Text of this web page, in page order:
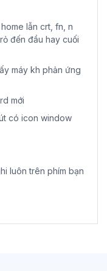
lẫn crt, fn, n
đến đầu hay cuối
máy kh phản ứng
mới
có icon window
luôn trên phím bạn